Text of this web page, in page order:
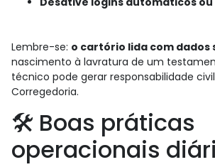
Lembre-se: o cartório lida com dados
nascimento à lavratura de um
técnico pode gerar responsabilidade
Corregedoria.
🛠️ Boas práticas
operacionais